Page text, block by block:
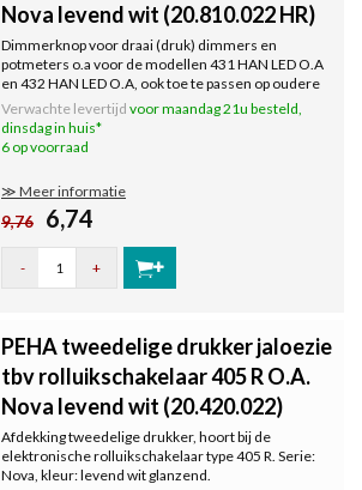
Nova levend wit (20.810.022 HR)
Dimmerknop voor draai (druk) dimmers en
potmeters o.a voor de modellen 431 HAN LED O.A
en 432 HAN LED O.A, ook toe te passen op oudere
modellen PEHA draai/druk dimmers. Serie: Nova.
Kleur: levend wit, RAL9010.
Verwachte levertijd voor maandag 21u besteld,
dinsdag in huis*
6 op voorraad
≫ Meer informatie
9,76 6,74
- +
PEHA tweedelige drukker jaloezie
tbv rolluikschakelaar 405 R O.A.
Nova levend wit (20.420.022)
Afdekking tweedelige drukker, hoort bij de
elektronische rolluikschakelaar type 405 R. Serie:
Nova, kleur: levend wit glanzend.